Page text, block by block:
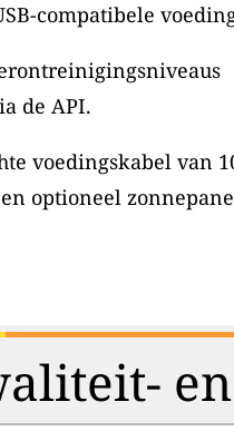
compatibele
de API.
voedingskabel van
optioneel